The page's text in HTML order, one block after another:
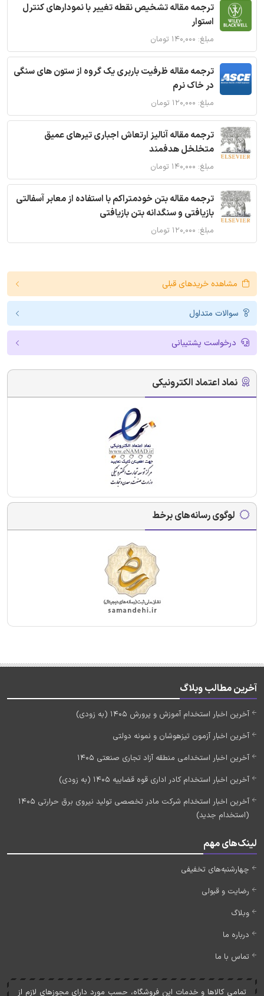
ترجمه مقاله تشخیص نقطه تغییر با نمودارهای کنترل
استوار
مبلغ: ۱۴۰,۰۰۰ تومان
ترجمه مقاله ظرفیت باربری یک گروه از ستون های سنگی
در خاک نرم
مبلغ: ۱۲۰,۰۰۰ تومان
ترجمه مقاله آنالیز ارتعاش اجباری تیرهای عمیق
متخلخل هدفمند
مبلغ: ۱۴۰,۰۰۰ تومان
ترجمه مقاله بتن خودمتراکم با استفاده از معابر آسفالتی
بازیافتی و سنگدانه بتن بازیافتی
مبلغ: ۱۲۰,۰۰۰ تومان
مشاهده خریدهای قبلی
سوالات متداول
درخواست پشتیبانی
نماد اعتماد الکترونیکی
لوگوی رسانه‌های برخط
آخرین مطالب وبلاگ
آخرین اخبار استخدام آموزش و پرورش 1405 (به زودی)
آخرین اخبار آزمون تیزهوشان و نمونه دولتی
آخرین اخبار استخدامی منطقه آزاد تجاری صنعتی 1405
آخرین اخبار استخدام کادر اداری قوه قضاییه 1405 (به زودی)
آخرین اخبار استخدام شرکت مادر تخصصی تولید نیروی برق حرارتی 1405
(استخدام جدید)
لینک‌های مهم
چهارشنبه‌های تخفیفی
رضایت و قبولی
وبلاگ
درباره ما
تماس با ما
تمامی کالاها و خدمات اين فروشگاه، حسب مورد دارای مجوزهای لازم از